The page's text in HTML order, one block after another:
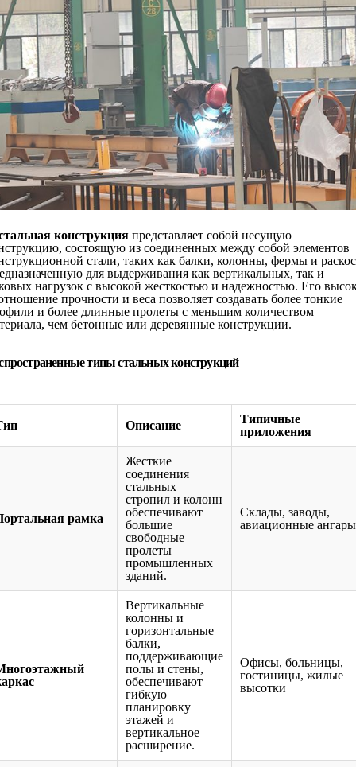
конструкция представляет собой несущую
состоящую из соединенных между собой элементов
стали, таких как балки, колонны, фермы и
для выдерживания как вертикальных, так и
нагрузок с высокой жесткостью и надежностью. Его
прочности и веса позволяет создавать более тонкие
и более длинные пролеты с меньшим количеством
чем бетонные или деревянные конструкции.
типы стальных конструкций
Описание
Типичные
приложения
рамка
Жесткие
соединения
стальных
стропил и колонн
обеспечивают
большие
свободные
пролеты
промышленных
зданий.
Склады, заводы,
авиационные ангары
Вертикальные
колонны и
горизонтальные
балки,
поддерживающие
полы и стены,
обеспечивают
гибкую
планировку
этажей и
вертикальное
расширение.
Офисы, больницы,
гостиницы, жилые
высотки